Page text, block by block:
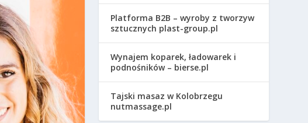
Platforma B2B – wyroby z tworzyw
sztucznych plast-group.pl
Wynajem koparek, ładowarek i
podnośników – bierse.pl
Tajski masaz w Kolobrzegu
nutmassage.pl